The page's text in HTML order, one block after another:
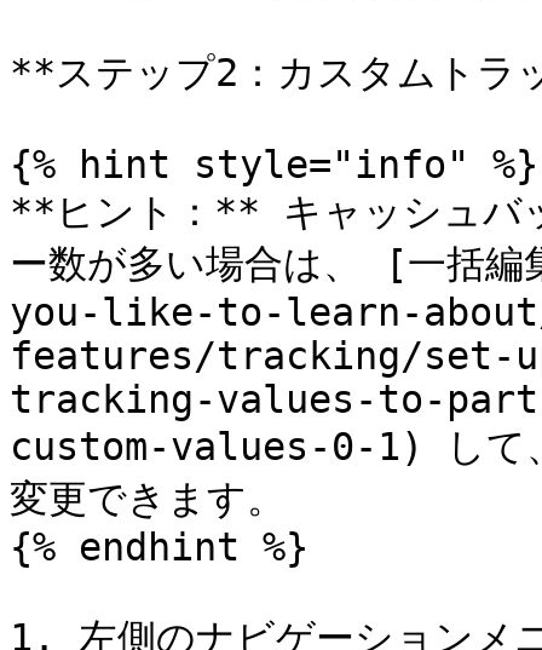
**ステップ2：カスタムトラ
{% hint style="info" %}
**ヒント：** キャッシュバ
ー数が多い場合は、 [一
you-like-to-learn-
features/tracking/set-
tracking-values-to-
custom-values-0-1) して、
変更できます。
{% endhint %}
1. 左側のナビゲーション